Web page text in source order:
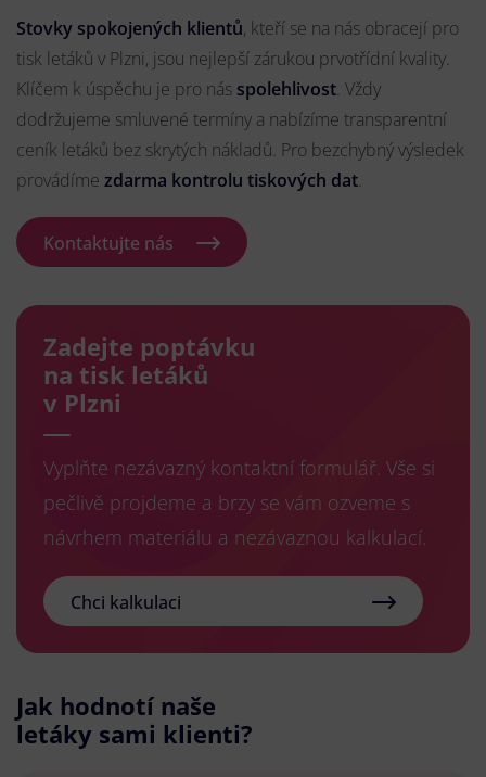
Stovky spokojených klientů, kteří se na nás obracejí pro
tisk letáků v Plzni, jsou nejlepší zárukou prvotřídní kvality.
Klíčem k úspěchu je pro nás spolehlivost. Vždy
dodržujeme smluvené termíny a nabízíme transparentní
ceník letáků bez skrytých nákladů. Pro bezchybný výsledek
provádíme zdarma kontrolu tiskových dat.
Kontaktujte nás
Zadejte poptávku
na tisk letáků
v Plzni
Vyplňte nezávazný kontaktní formulář. Vše si
pečlivě projdeme a brzy se vám ozveme s
návrhem materiálu a nezávaznou kalkulací.
Chci kalkulaci
Jak hodnotí naše
letáky sami klienti?